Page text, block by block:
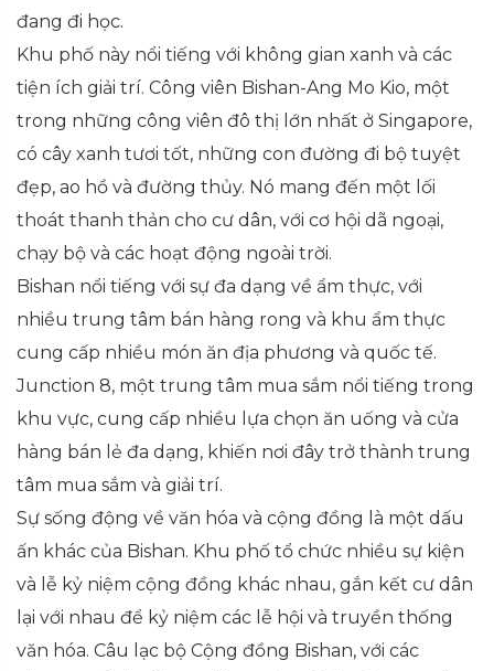
đang đi học.
Khu phố này nổi tiếng với không gian xanh và các
tiện ích giải trí. Công viên Bishan-Ang Mo Kio, một
trong những công viên đô thị lớn nhất ở Singapore,
có cây xanh tươi tốt, những con đường đi bộ tuyệt
đẹp, ao hồ và đường thủy. Nó mang đến một lối
thoát thanh thản cho cư dân, với cơ hội dã ngoại,
chạy bộ và các hoạt động ngoài trời.
Bishan nổi tiếng với sự đa dạng về ẩm thực, với
nhiều trung tâm bán hàng rong và khu ẩm thực
cung cấp nhiều món ăn địa phương và quốc tế.
Junction 8, một trung tâm mua sắm nổi tiếng trong
khu vực, cung cấp nhiều lựa chọn ăn uống và cửa
hàng bán lẻ đa dạng, khiến nơi đây trở thành trung
tâm mua sắm và giải trí.
Sự sống động về văn hóa và cộng đồng là một dấu
ấn khác của Bishan. Khu phố tổ chức nhiều sự kiện
và lễ kỷ niệm cộng đồng khác nhau, gắn kết cư dân
lại với nhau để kỷ niệm các lễ hội và truyền thống
văn hóa. Câu lạc bộ Cộng đồng Bishan, với các